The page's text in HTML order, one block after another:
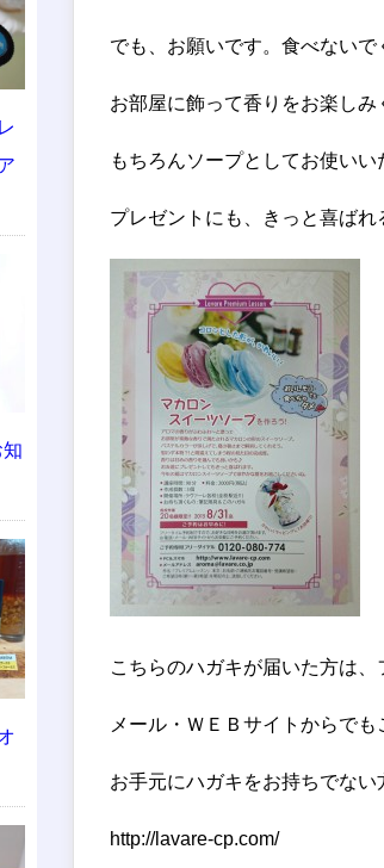
でも、お願いです。食べないで
お部屋に飾って香りをお楽しみ
もちろんソープとしてお使いい
プレゼントにも、きっと喜ばれ
こちらのハガキが届いた方は
メール・ＷＥＢサイトからでも
お手元にハガキをお持ちでない
http://lavare-cp.com/